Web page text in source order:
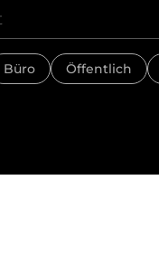
Büro Öffentlich